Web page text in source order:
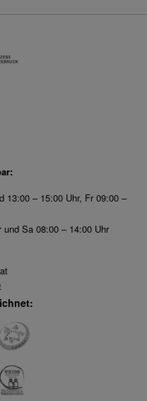
13:00 – 15:00 Uhr, Fr 09:00 –
Sa 08:00 – 14:00 Uhr